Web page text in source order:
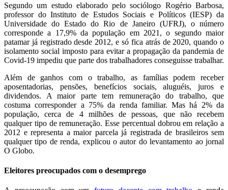
Segundo um estudo elaborado pelo sociólogo Rogério Barbosa,
professor do Instituto de Estudos Sociais e Políticos (IESP) da
Universidade do Estado do Rio de Janeiro (UFRJ), o número
corresponde a 17,9% da população em 2021, o segundo maior
patamar já registrado desde 2012, e só fica atrás de 2020, quando o
isolamento social imposto para evitar a propagação da pandemia de
Covid-19 impediu que parte dos trabalhadores conseguisse trabalhar.
Além de ganhos com o trabalho, as famílias podem receber
aposentadorias, pensões, benefícios sociais, aluguéis, juros e
dividendos. A maior parte tem remuneração do trabalho, que
costuma corresponder a 75% da renda familiar. Mas há 2% da
população, cerca de 4 milhões de pessoas, que não recebem
qualquer tipo de remuneração. Esse percentual dobrou em relação a
2012 e representa a maior parcela já registrada de brasileiros sem
qualquer tipo de renda, explicou o autor do levantamento ao jornal
O Globo.
Eleitores preocupados com o desemprego